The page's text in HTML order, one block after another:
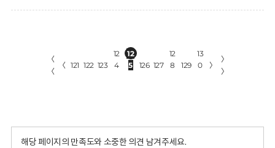
〈
〈
〈 121 122 123
12
4
12
5
126 127
12
8
129
13
0
〉
〉
〉
해당 페이지의 만족도와 소중한 의견 남겨주세요.